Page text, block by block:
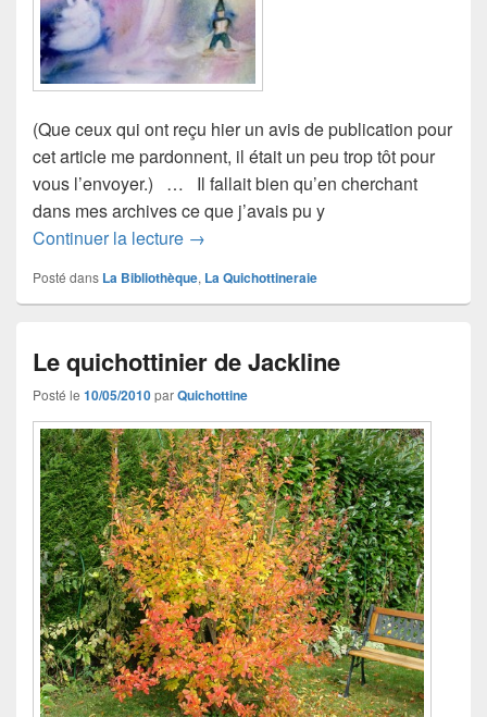
(Que ceux qui ont reçu hier un avis de publication pour
cet article me pardonnent, il était un peu trop tôt pour
vous l’envoyer.) … Il fallait bien qu’en cherchant
dans mes archives ce que j’avais pu y
Continuer la lecture Post scriptum (4)
→
Posté dans La Bibliothèque, La Quichottineraie
Le quichottinier de Jackline
Posté le 10/05/2010parQuichottine